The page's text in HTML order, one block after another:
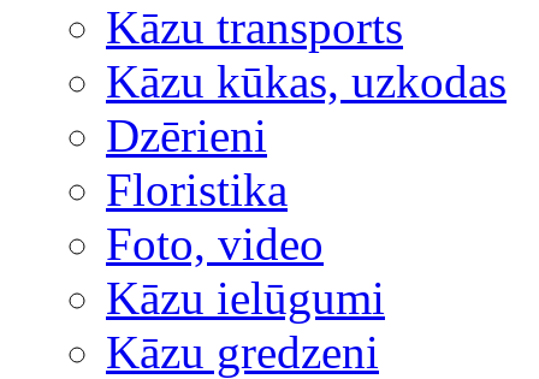
Kāzu transports
Kāzu kūkas, uzkodas
Dzērieni
Floristika
Foto, video
Kāzu ielūgumi
Kāzu gredzeni